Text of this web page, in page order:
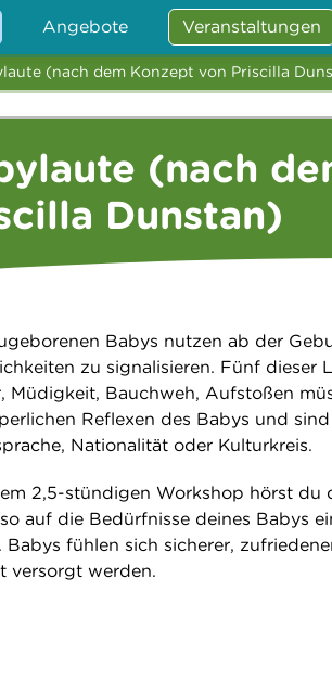
Angebote Veranstaltungen
(nach dem Konzept von Priscilla
(nach
Dunstan)
Babys nutzen ab der
zu signalisieren. Fünf dieser
Müdigkeit, Bauchweh, Aufstoßen
Reflexen des Babys und
Nationalität oder Kulturkreis.
2,5-stündigen Workshop hörst du
auf die Bedürfnisse deines Babys
Babys fühlen sich sicherer,
versorgt werden.